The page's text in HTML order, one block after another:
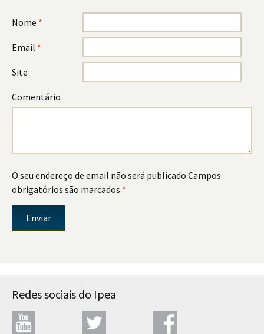
Nome *
Email *
Site
Comentário
O seu endereço de email não será publicado Campos
obrigatórios são marcados *
Redes sociais do Ipea